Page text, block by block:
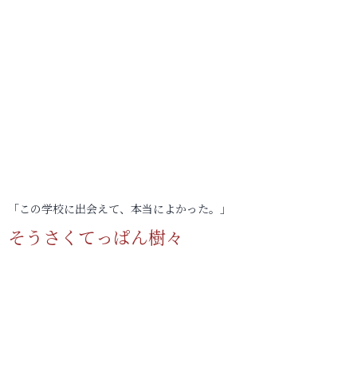
「この学校に出会えて、本当によかった。」
そうさくてっぱん樹々